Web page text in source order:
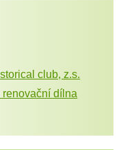
club, z.s.
dílna